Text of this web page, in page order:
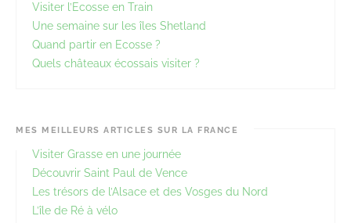
Visiter l’Ecosse en Train
Une semaine sur les îles Shetland
Quand partir en Ecosse ?
Quels châteaux écossais visiter ?
MES MEILLEURS ARTICLES SUR LA FRANCE
Visiter Grasse en une journée
Découvrir Saint Paul de Vence
Les trésors de l’Alsace et des Vosges du Nord
L’île de Ré à vélo